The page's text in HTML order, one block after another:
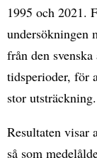
1995 och 2021.
undersökningen
från den
tidsperioder, för
stor utsträckning.
Resultaten visar
så som